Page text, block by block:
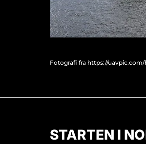
Fotografi fra https://
STARTEN I